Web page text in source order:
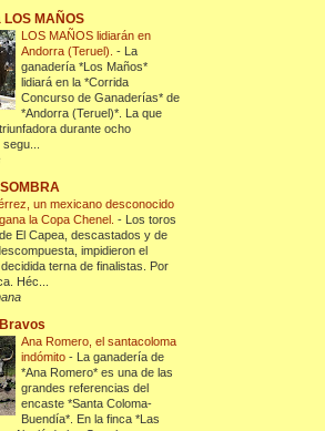
MAÑOS
LOS MAÑOS lidiarán en
Andorra (Teruel).- La
ganadería *Los Maños*
lidiará en la *Corrida
Concurso de Ganaderías* de
*Andorra (Teruel)*. La que
durante ocho
un mexicano desconocido
la Copa Chenel.- Los toros
El Capea, descastados y de
impidieron el
terna de finalistas. Por
Héc...
Ana Romero, el santacoloma
indómito- La ganadería de
*Ana Romero* es una de las
grandes referencias del
encaste *Santa Coloma-
Buendía*. En la finca *Las